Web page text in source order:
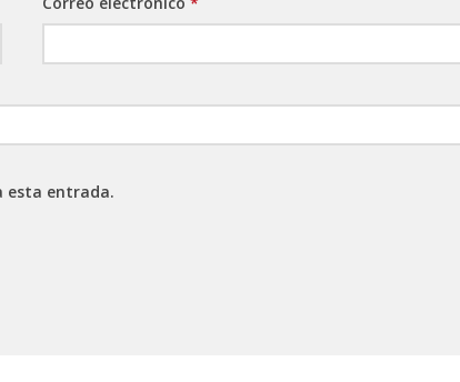
esta entrada.